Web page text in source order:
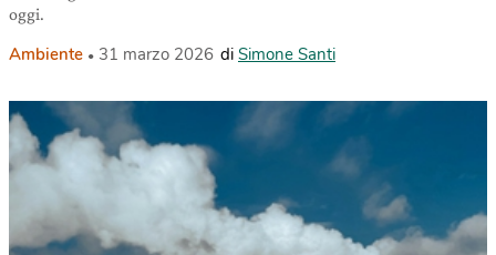
oggi.
Ambiente 31 marzo 2026 di Simone Santi